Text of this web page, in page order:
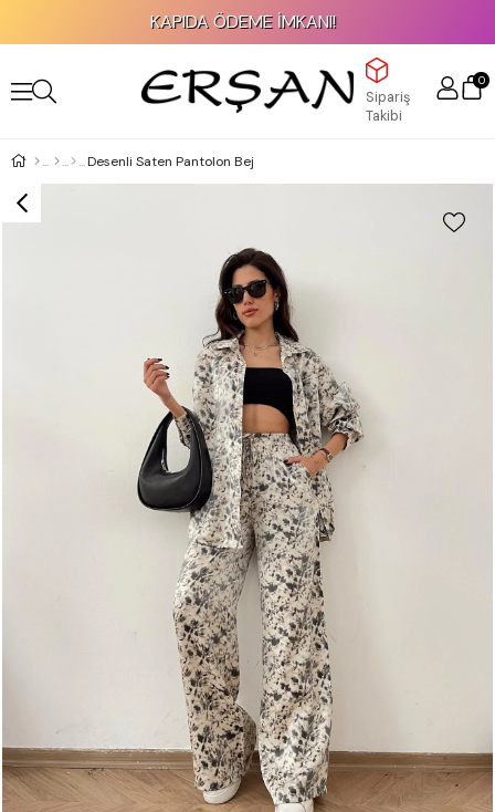
KAPIDA ÖDEME İMKANI!
Sipariş
Takibi
0
Desenli Saten Pantolon Bej